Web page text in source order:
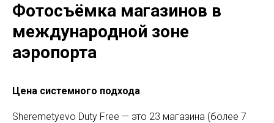
Фотосъёмка магазинов в
международной зоне
аэропорта
Цена системного подхода
Sheremetyevo Duty Free — это 23 магазина (более 7